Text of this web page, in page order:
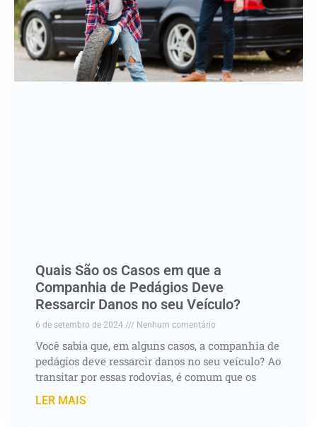
Quais São os Casos em que a
Companhia de Pedágios Deve
Ressarcir Danos no seu Veículo?
6 de setembro de 2024 Nenhum comentário
Você sabia que, em alguns casos, a companhia de
pedágios deve ressarcir danos no seu veículo? Ao
transitar por essas rodovias, é comum que os
LER MAIS